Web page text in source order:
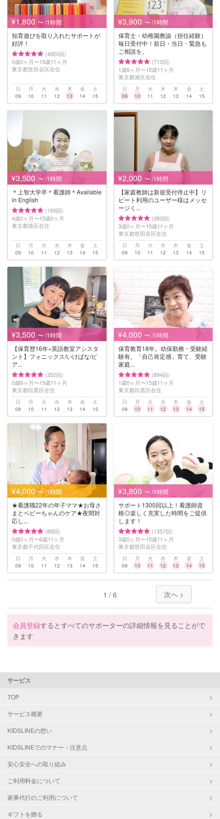
¥1,800 〜 /1時間
知育遊びを取り入れたサポートが
好評！
(4920回)
0歳0ヶ月〜15歳11ヶ月
東京都世田谷区在住
日
09
月
10
火
11
水
12
木
13
金
14
土
15
¥3,900 〜 /1時間
保育士・幼稚園教諭（担任経験）
毎日受付中！前日・当日・緊急も
ご相談を。
(713回)
1歳6ヶ月〜15歳11ヶ月
東京都港区在住
日
09
月
10
火
11
水
12
木
13
金
14
土
15
¥3,500 〜 /1時間
＊上智大学卒＊看護師＊Available
in English
(169回)
4歳0ヶ月〜15歳0ヶ月
東京都港区在住
日
09
月
10
火
11
水
12
木
13
金
14
土
15
¥2,000 〜 /1時間
【家庭教師は新規受付停止中】リ
ピート利用のユーザー様はメッセ
ージく...
(283回)
3歳0ヶ月〜15歳11ヶ月
東京都世田谷区在住
日
09
月
10
火
11
水
12
木
13
金
14
土
15
¥3,500 〜 /1時間
【保育歴16年×英語教室アシスタ
ント】フォニックス/いけばな/ピ
ア...
(352回)
0歳6ヶ月〜15歳11ヶ月
東京都目黒区在住
日
09
月
10
火
11
水
12
木
13
金
14
土
15
¥4,000 〜 /1時間
保育教育18年。幼保勤務・受験経
験有。「自己肯定感」育て、受験
家庭...
(894回)
1歳0ヶ月〜15歳11ヶ月
東京都目黒区在住
日
09
月
10
火
11
水
12
木
13
金
14
土
15
¥4,000 〜 /1時間
★看護職22年の年子ママ★お母さ
まとベビーちゃんのケア★夜間対
応し...
(89回)
0歳0ヶ月〜6歳11ヶ月
東京都千代田区在住
日
09
月
10
火
11
水
12
木
13
金
14
土
15
¥3,800 〜 /1時間
サポート1300回以上！看護師資
格◎楽しく充実した時間をご提供
します！
(1357回)
3歳0ヶ月〜15歳11ヶ月
東京都世田谷区在住
日
09
月
10
火
11
水
12
木
13
金
14
土
15
1 / 6 次へ >
会員登録するとすべてのサポーターの詳細情報を見ることがで
きます
サービス
TOP
サービス概要
KIDSLINEの想い
KIDSLINEでのマナー・注意点
安心安全への取り組み
ご利用料金について
家事代行のご利用について
ギフトを贈る